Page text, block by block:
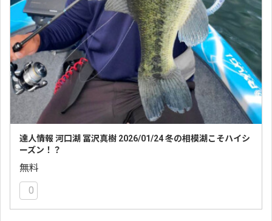
達人情報 河口湖 冨沢真樹 2026/01/24 冬の相模湖こそハイシ
ーズン！？
無料
0